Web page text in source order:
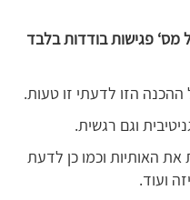
פגישות בודדות בלבד
הזו לדעתי זו טעות.
וגם רגשית.
את האותיות וכמו כן לדעת
ועוד.